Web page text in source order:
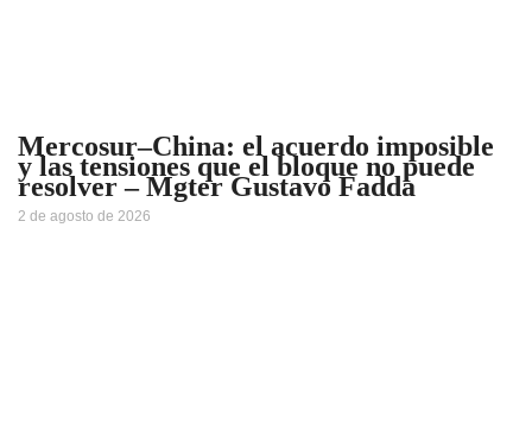
Mercosur–China: el acuerdo imposible
y las tensiones que el bloque no puede
resolver – Mgter Gustavo Fadda
2 de agosto de 2026